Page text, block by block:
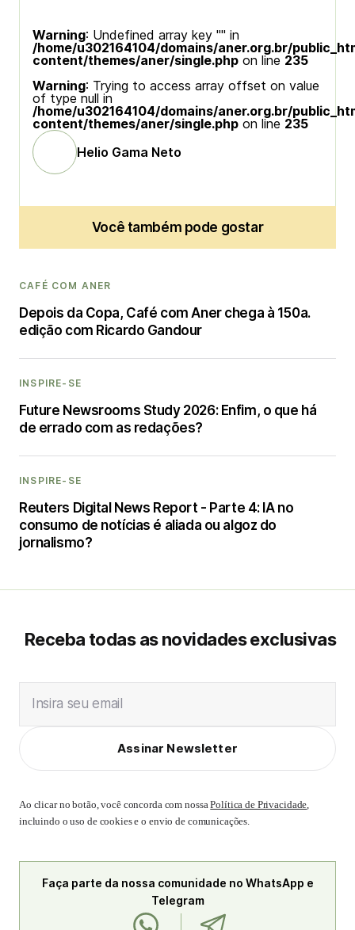
Warning: Undefined array key "" in
/home/u302164104/domains/aner.org.br/
content/themes/aner/single.php on line 235
Warning: Trying to access array offset on value
of type null in
/home/u302164104/domains/aner.org.br/
content/themes/aner/single.php on line 235
Helio Gama Neto
Você também pode gostar
CAFÉ COM ANER
Depois da Copa, Café com Aner chega à 150a.
edição com Ricardo Gandour
INSPIRE-SE
Future Newsrooms Study 2026: Enfim, o que há
de errado com as redações?
INSPIRE-SE
Reuters Digital News Report - Parte 4: IA no
consumo de notícias é aliada ou algoz do
jornalismo?
Receba todas as novidades exclusivas
Insira seu email
Assinar Newsletter
Ao clicar no botão, você concorda com nossaPolítica de Privacidade,
incluindo o uso de cookies e o envio de comunicações.
Faça parte da nossa comunidade no WhatsApp e
Telegram